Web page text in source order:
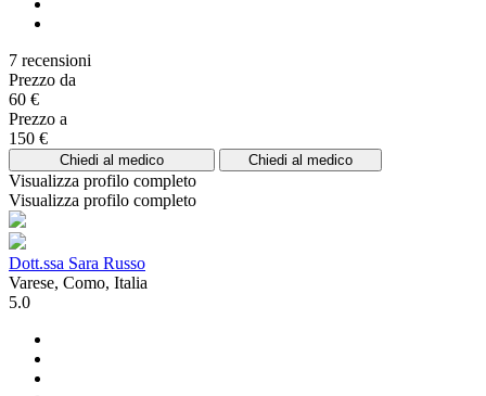
7 recensioni
Prezzo da
60 €
Prezzo a
150 €
Chiedi al medico Chiedi al medico
Visualizza profilo completo
Visualizza profilo completo
Dott.ssa Sara Russo
Varese, Como, Italia
5.0